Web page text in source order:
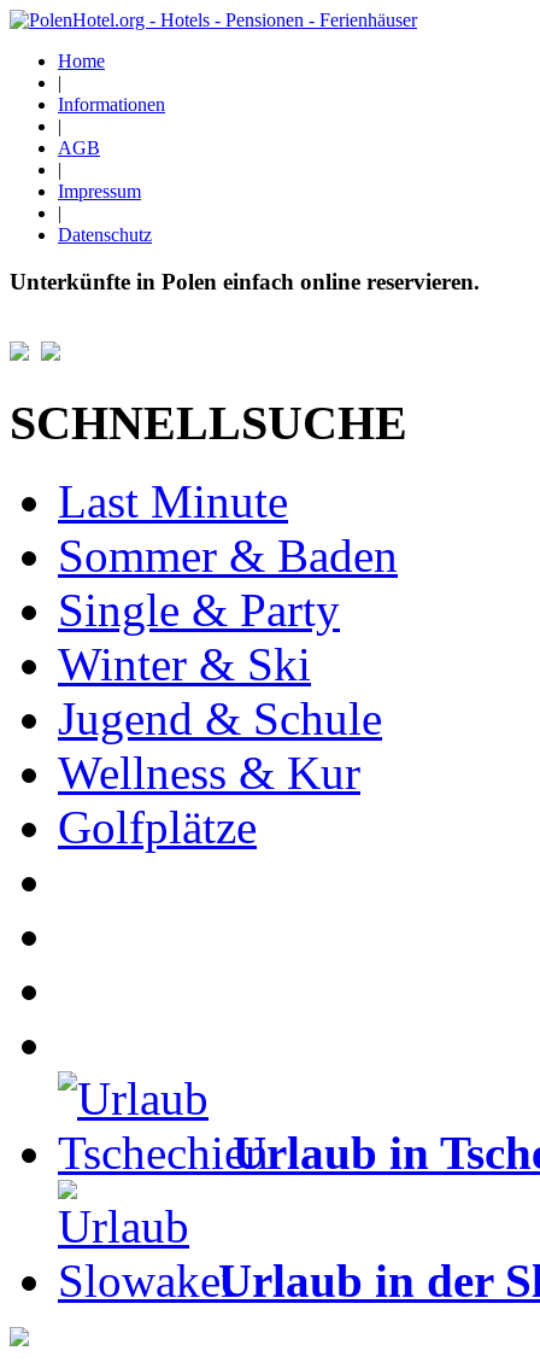
Home
|
Informationen
|
AGB
|
Impressum
|
Datenschutz
Unterkünfte in Polen einfach online reservieren.
SCHNELLSUCHE
Last Minute
Sommer & Baden
Single & Party
Winter & Ski
Jugend & Schule
Wellness & Kur
Golfplätze
Urlaub in
Urlaub in der